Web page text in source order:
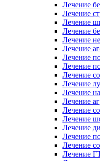
Лечение
Лечение
Лечение
Лечение
Лечение
Лечение
Лечение
Лечение
Лечение
Лечение
Лечение
Лечение
Лечение
Лечение
Лечение
Лечение
Лечение
Лечение